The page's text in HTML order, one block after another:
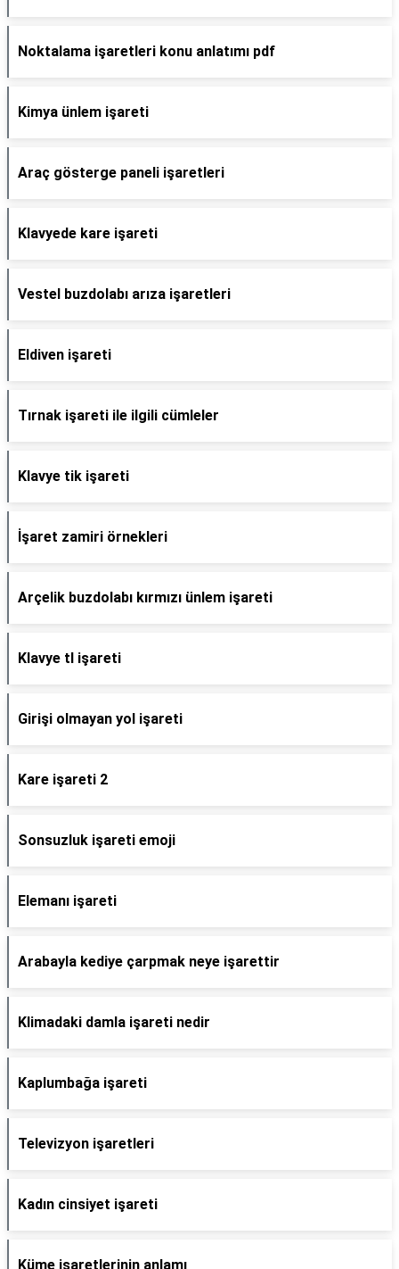
Noktalama işaretleri konu anlatımı pdf
Kimya ünlem işareti
Araç gösterge paneli işaretleri
Klavyede kare işareti
Vestel buzdolabı arıza işaretleri
Eldiven işareti
Tırnak işareti ile ilgili cümleler
Klavye tik işareti
İşaret zamiri örnekleri
Arçelik buzdolabı kırmızı ünlem işareti
Klavye tl işareti
Girişi olmayan yol işareti
Kare işareti 2
Sonsuzluk işareti emoji
Elemanı işareti
Arabayla kediye çarpmak neye işarettir
Klimadaki damla işareti nedir
Kaplumbağa işareti
Televizyon işaretleri
Kadın cinsiyet işareti
Küme işaretlerinin anlamı